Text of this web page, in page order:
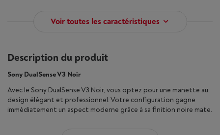
Voir toutes les caractéristiques
Description du produit
Sony DualSense V3 Noir
Avec le Sony DualSense V3 Noir, vous optez pour une manette au
design élégant et professionnel. Votre configuration gagne
immédiatement un aspect moderne grâce à sa finition noire mate.